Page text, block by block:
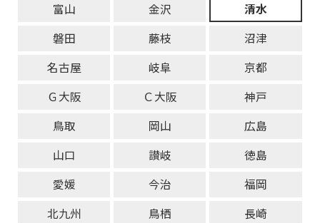
富山
金沢
清水
磐田
藤枝
沼津
名古屋
岐阜
京都
Ｇ大阪
Ｃ大阪
神戸
鳥取
岡山
広島
山口
讃岐
徳島
愛媛
今治
福岡
北九州
鳥栖
長崎